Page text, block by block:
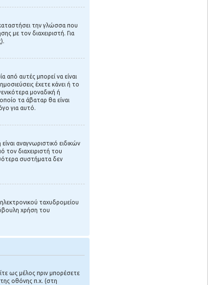
την γλώσσα που
με τον διαχειριστή. Για
αυτές μπορεί να είναι
έχετε κάνει ή το
μοναδική ή
τα άβαταρ θα είναι
για αυτό.
αναγνωριστικό ειδικών
τον διαχειριστή του
συστήματα δεν
ταχυδρομείου
χρήση του
ως μέλος πριν μπορέσετε
οθόνης π.χ. (στη